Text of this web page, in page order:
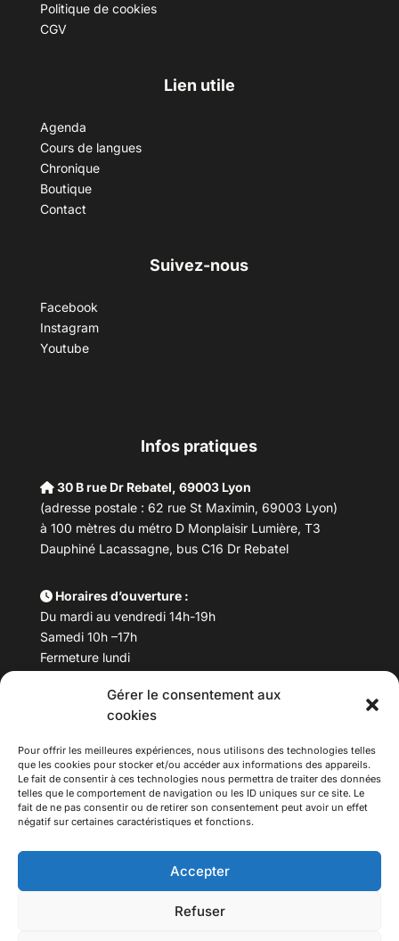
Gérer le consentement aux
cookies
Pour offrir les meilleures expériences, nous utilisons des technologies telles
que les cookies pour stocker et/ou accéder aux informations des appareils.
Le fait de consentir à ces technologies nous permettra de traiter des données
telles que le comportement de navigation ou les ID uniques sur ce site. Le
fait de ne pas consentir ou de retirer son consentement peut avoir un effet
négatif sur certaines caractéristiques et fonctions.
Accepter
Refuser
Politique de cookies
CGV
Lien utile
Agenda
Cours de langues
Chronique
Boutique
Contact
Suivez-nous
Facebook
Instagram
Youtube
Infos pratiques
30 B rue Dr Rebatel, 69003 Lyon
(adresse postale : 62 rue St Maximin, 69003 Lyon)
à 100 mètres du métro D Monplaisir Lumière, T3
Dauphiné Lacassagne, bus C16 Dr Rebatel
Horaires d’ouverture :
Du mardi au vendredi 14h-19h
Samedi 10h –17h
Fermeture lundi
Téléphone : 04 78 53 06 40
maisondesculturesasiatiques@asiexpo.com